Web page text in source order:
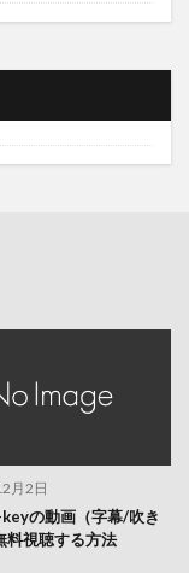
月2日
の動画（字幕/吹き
料視聴する方法